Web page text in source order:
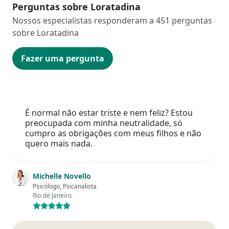
Perguntas sobre Loratadina
Fazer uma pergunta
Nossos especialistas responderam a 451 perguntas
sobre Loratadina
É normal não estar triste e nem feliz? Estou
preocupada com minha neutralidade, só
cumpro as obrigações com meus filhos e não
quero mais nada.
Michelle Novello
Psicólogo, Psicanalista
Rio de Janeiro